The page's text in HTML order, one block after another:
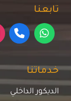
تابعنا
خدماتنا
الديكور الداخلي